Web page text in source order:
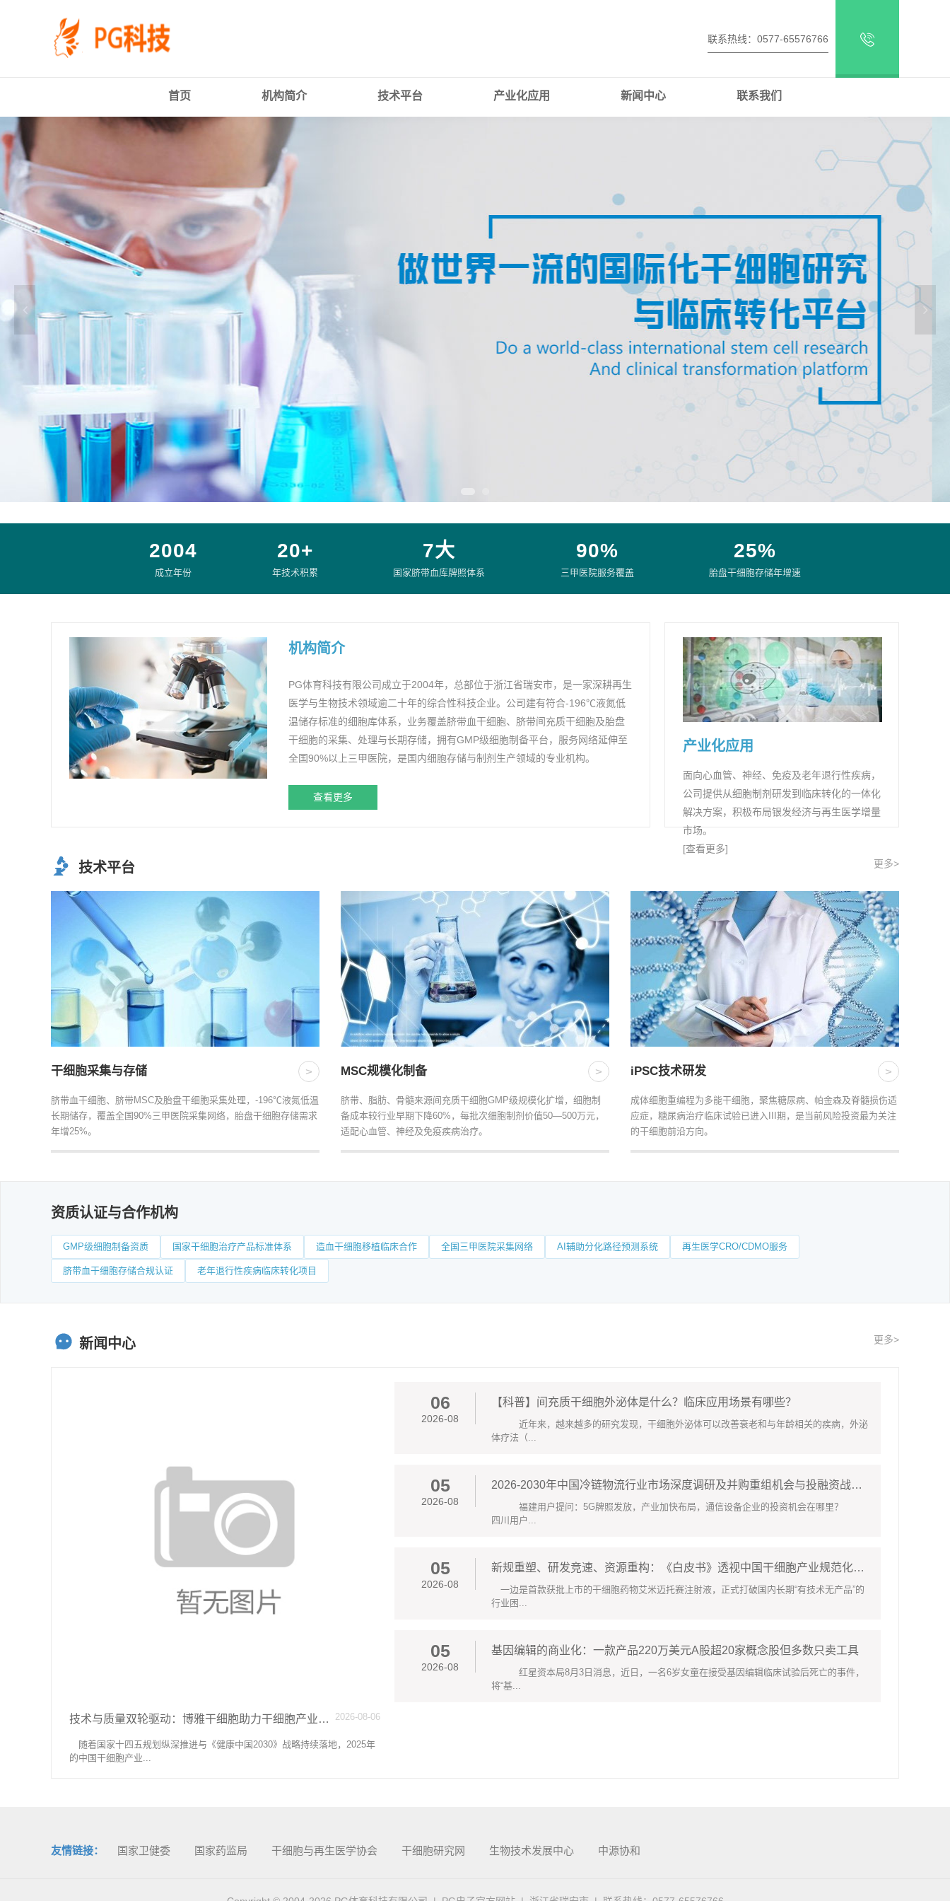
司-
PG
电
站
联系热线：0577-65576766
首页 机构简介 技术平台 产业化应用 新闻中心 联系我们
2004
成立年份
20+
年技术积累
7大
国家脐带血库牌照体系
90%
三甲医院服务覆盖
25%
胎盘干细胞存储年增速
机构简介
PG体育科技有限公司成立于2004年，总部位于浙江省瑞安市，是一家深耕再生
医学与生物技术领域逾二十年的综合性科技企业。公司建有符合-196℃液氮低
温储存标准的细胞库体系，业务覆盖脐带血干细胞、脐带间充质干细胞及胎盘
干细胞的采集、处理与长期存储，拥有GMP级细胞制备平台，服务网络延伸至
全国90%以上三甲医院，是国内细胞存储与制剂生产领域的专业机构。
查看更多
产业化应用
面向心血管、神经、免疫及老年退行性疾病，
公司提供从细胞制剂研发到临床转化的一体化
解决方案，积极布局银发经济与再生医学增量
市场。
[查看更多]
技术平台 更多>
干细胞采集与存储 >
脐带血干细胞、脐带MSC及胎盘干细胞采集处理，-196℃液氮低温
长期储存，覆盖全国90%三甲医院采集网络，胎盘干细胞存储需求
年增25%。
MSC规模化制备 >
脐带、脂肪、骨髓来源间充质干细胞GMP级规模化扩增，细胞制
备成本较行业早期下降60%，每批次细胞制剂价值50—500万元，
适配心血管、神经及免疫疾病治疗。
iPSC技术研发 >
成体细胞重编程为多能干细胞，聚焦糖尿病、帕金森及脊髓损伤适
应症，糖尿病治疗临床试验已进入III期，是当前风险投资最为关注
的干细胞前沿方向。
资质认证与合作机构
GMP级细胞制备资质 国家干细胞治疗产品标准体系 造血干细胞移植临床合作 全国三甲医院采集网络 AI辅助分化路径预测系统 再生医学CRO/CDMO服务
脐带血干细胞存储合规认证 老年退行性疾病临床转化项目
新闻中心 更多>
2026-08-06
技术与质量双轮驱动：博雅干细胞助力干细胞产业生态优化
随着国家十四五规划纵深推进与《健康中国2030》战略持续落地，2025年
的中国干细胞产业...
06
2026-08
【科普】间充质干细胞外泌体是什么？临床应用场景有哪些？
近年来，越来越多的研究发现，干细胞外泌体可以改善衰老和与年龄相关的疾病，外泌
体疗法（...
05
2026-08
2026-2030年中国冷链物流行业市场深度调研及并购重组机会与投融资战略研究
福建用户提问：5G牌照发放，产业加快布局，通信设备企业的投资机会在哪里？
四川用户...
05
2026-08
新规重塑、研发竞速、资源重构：《白皮书》透视中国干细胞产业规范化发展关键一跃
一边是首款获批上市的干细胞药物艾米迈托赛注射液，正式打破国内长期“有技术无产品”的
行业困...
05
2026-08
基因编辑的商业化：一款产品220万美元A股超20家概念股但多数只卖工具
红星资本局8月3日消息，近日，一名6岁女童在接受基因编辑临床试验后死亡的事件，
将“基...
友情链接： 国家卫健委 国家药监局 干细胞与再生医学协会 干细胞研究网 生物技术发展中心 中源协和